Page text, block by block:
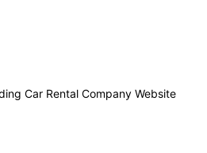
Car Rental Company Website